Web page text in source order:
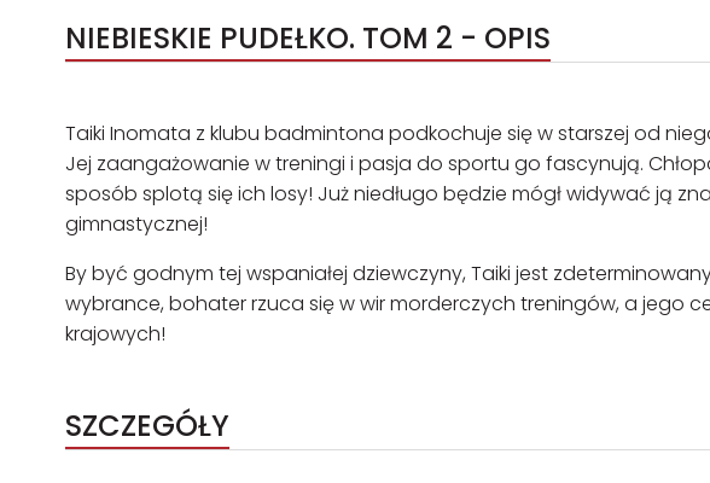
NIEBIESKIE PUDEŁKO. TOM 2 - OPIS
Taiki Inomata z klubu badmintona podkochuje się w starszej od
Jej zaangażowanie w treningi i pasja do sportu go fascynują.
sposób splotą się ich losy! Już niedługo będzie mógł widywać ją
gimnastycznej!
By być godnym tej wspaniałej dziewczyny, Taiki jest
wybrance, bohater rzuca się w wir morderczych treningów, a jego
krajowych!
SZCZEGÓŁY